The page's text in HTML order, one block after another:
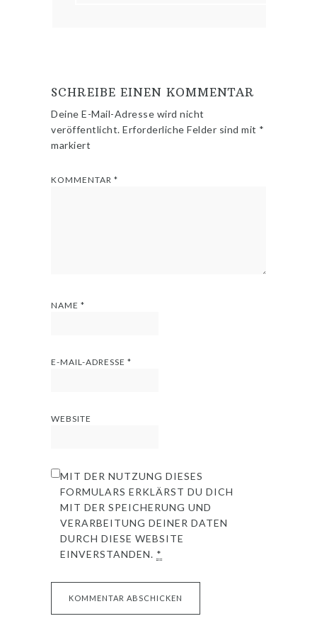
SCHREIBE EINEN KOMMENTAR
Deine E-Mail-Adresse wird nicht
veröffentlicht. Erforderliche Felder sind mit *
markiert
KOMMENTAR*
NAME*
E-MAIL-ADRESSE*
WEBSITE
MIT DER NUTZUNG DIESES
FORMULARS ERKLÄRST DU DICH
MIT DER SPEICHERUNG UND
VERARBEITUNG DEINER DATEN
DURCH DIESE WEBSITE
EINVERSTANDEN. *